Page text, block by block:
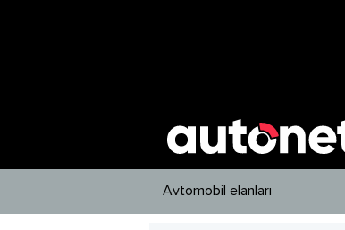
Avtomobil elanları